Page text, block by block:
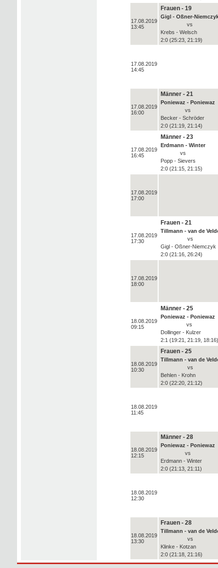
17.08.2019
13:45
Frauen - 19
Gigl - Oßner-
vs
Krebs - Welsch
2:0 (25:23, 21:19)
17.08.2019
14:45
17.08.2019
16:00
Männer - 21
Poniewaz - Poniewaz
vs
Becker - Schröder
2:0 (21:19, 21:14)
17.08.2019
16:45
Männer - 23
Erdmann - Winter
vs
Popp - Sievers
2:0 (21:15, 21:15)
17.08.2019
17:00
17.08.2019
17:30
Frauen - 21
Tillmann - van de
vs
Gigl - Oßner-Niemczyk
2:0 (21:16, 26:24)
17.08.2019
18:00
18.08.2019
09:15
Männer - 25
Poniewaz - Poniewaz
vs
Dollinger - Kulzer
2:1 (19:21, 21:19, 18:16)
18.08.2019
10:30
Frauen - 25
Tillmann - van de
vs
Behlen - Krohn
2:0 (22:20, 21:12)
18.08.2019
11:45
18.08.2019
12:15
Männer - 28
Poniewaz - Poniewaz
vs
Erdmann - Winter
2:0 (21:13, 21:11)
18.08.2019
12:30
18.08.2019
13:30
Frauen - 28
Tillmann - van de
vs
Klinke - Kotzan
2:0 (21:18, 21:16)